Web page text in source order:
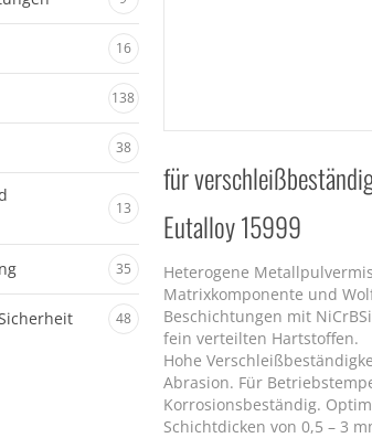
16
138
38
13
35
48
für
Eutalloy 15999
Heterogene
Matrixkomponente und
Beschichtungen mit
fein verteilten Hartstoffen.
Hohe
Abrasion. Für
Korrosionsbeständig.
Schichtdicken von 0,5 – 3